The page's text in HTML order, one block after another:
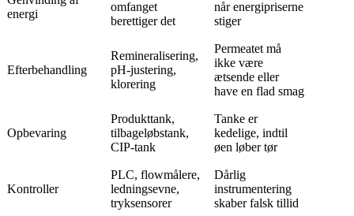
energi
omfanget
berettiger det
når energipriserne
stiger
Efterbehandling
Remineralisering,
pH-justering,
klorering
Permeatet må
ikke være
ætsende eller
have en flad smag
Opbevaring
Produkttank,
tilbageløbstank,
CIP-tank
Tanke er
kedelige, indtil
øen løber tør
Kontroller
PLC, flowmålere,
ledningsevne,
tryksensorer
Dårlig
instrumentering
skaber falsk tillid